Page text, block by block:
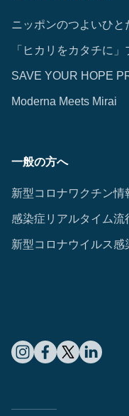
ニッポンのつよいひと
「ヒカリをカタチに」
SAVE YOUR HOPE
Moderna Meets Mirai
一般の方へ
新型コロナワクチン情
感染症リアルタイム流
新型コロナウイルス感